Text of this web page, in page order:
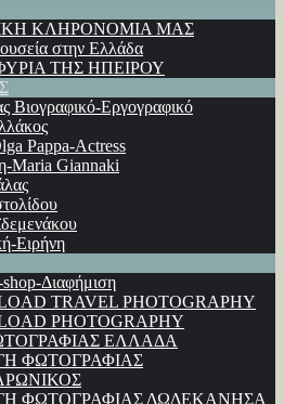
ΚΛΗΡΟΝΟΜΙΑ ΜΑΣ
στην Ελλάδα
ΤΗΣ ΗΠΕΙΡΟΥ
Βιογραφικό-Εργογραφικό
Pappa-Αctress
Maria Giannaki
Ειρήνη
Διαφήμιση
TRAVEL PHOTOGRAPHY
PHOTOGRAPHY
ΕΛΛΑΔΑ
ΦΩΤΟΓΡΑΦΙΑΣ
ΦΩΤΟΓΡΑΦΙΑΣ ΔΩΔΕΚΑΝΗΣΑ